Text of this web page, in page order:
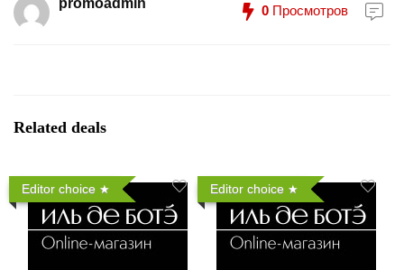
promoadmin 0 Просмотров
Related deals
Editor choice Editor choice